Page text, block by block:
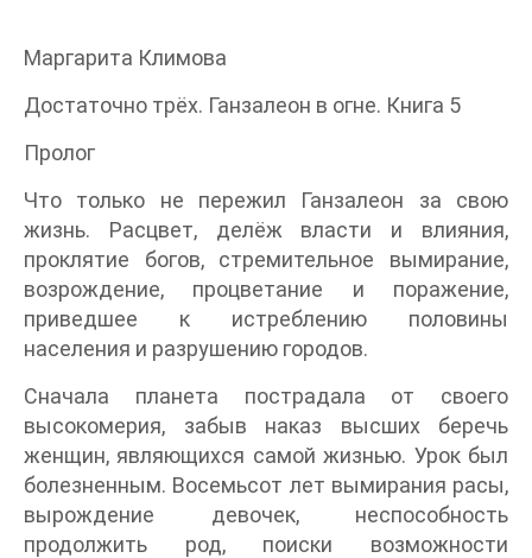
Маргарита Климова
Достаточно трёх. Ганзалеон в огне. Книга 5
Пролог
Что только не пережил Ганзалеон за свою
жизнь. Расцвет, делёж власти и влияния,
проклятие богов, стремительное вымирание,
возрождение, процветание и поражение,
приведшее к истреблению половины
населения и разрушению городов.
Сначала планета пострадала от своего
высокомерия, забыв наказ высших беречь
женщин, являющихся самой жизнью. Урок был
болезненным. Восемьсот лет вымирания расы,
вырождение девочек, неспособность
продолжить род, поиски возможности